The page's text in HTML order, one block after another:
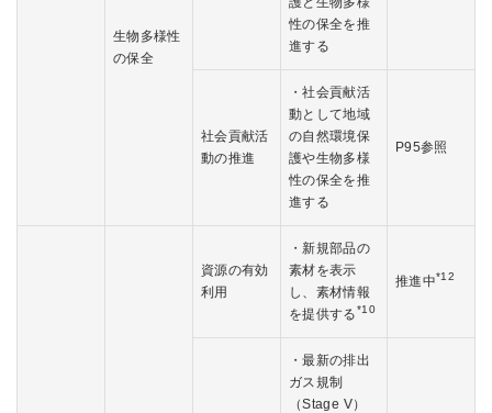
生物多様性
の保全
性の保全を推
進する
社会貢献活
動の推進
・社会貢献活
動として地域
の自然環境保
護や生物多様
性の保全を推
進する
P95参照
資源の有効
利用
・新規部品の
素材を表示
し、素材情報
を提供する*10
推進中*12
・最新の排出
ガス規制
（Stage V）